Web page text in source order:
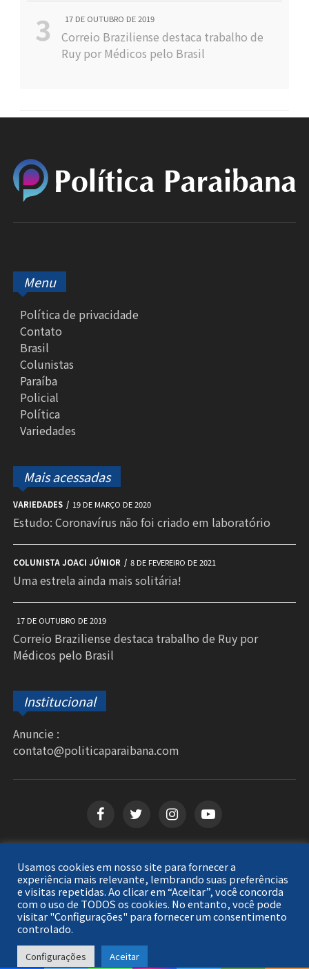
17 DE OUTUBRO DE 2019
Correio Braziliense destaca trabalho de
Ruy por Médicos pelo Brasil
Menu
Política de privacidade
Contato
Brasil
Colunistas
Paraíba
Policial
Política
Variedades
Mais acessadas
VARIEDADES 19 DE MARÇO DE 2020
Estudo: Coronavírus não foi criado em laboratório
COLUNISTA JOACI JÚNIOR 8 DE FEVEREIRO DE 2021
Uma estrela ainda mais solitária!
17 DE OUTUBRO DE 2019
Correio Braziliense destaca trabalho de Ruy por
Médicos pelo Brasil
Institucional
Anuncie :
contato@politicaparaibana.com
Copyright © 2026Política Paraibana. Todos os
direitos reservados.
Usamos cookies em nosso site para fornecer a
experiência mais relevante, lembrando suas preferências
e visitas repetidas. Ao clicar em “Aceitar”, você concorda
com o uso de TODOS os cookies. No entanto, você pode
visitar "Configurações" para fornecer um consentimento
controlado.
Configurações Aceitar